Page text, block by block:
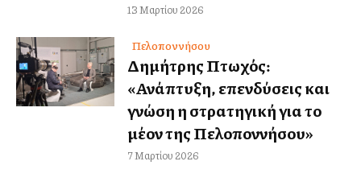
13 Μαρτίου 2026
Πελοποννήσου
Δημήτρης Πτωχός:
«Ανάπτυξη, επενδύσεις και
γνώση η στρατηγική για το
μέλλον της Πελοποννήσου»
7 Μαρτίου 2026